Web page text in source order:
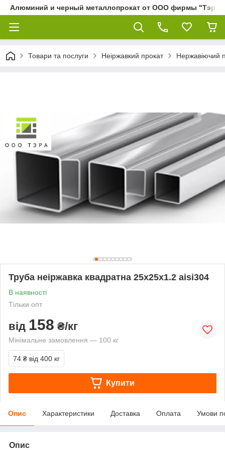
Алюминий и черный металлопрокат от ООО фирмы "Тэра"
Товари та послуги Неіржавкий прокат Нержавіючий
Труба неіржавка квадратна 25х25х1.2 aisi304
В наявності
Тільки опт
від 158 ₴/кг
Мінімальне замовлення — 100 кг
74 ₴ від 400 кг
Купити
Опис Характеристики Доставка Оплата Умови
Опис